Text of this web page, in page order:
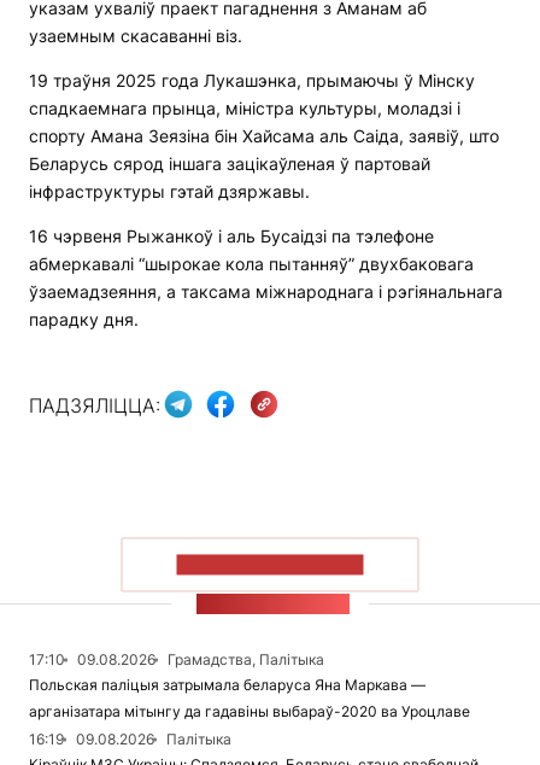
указам ухваліў праект пагаднення з Аманам аб
узаемным скасаванні віз.
19 траўня 2025 года Лукашэнка, прымаючы ў Мінску
спадкаемнага прынца, міністра культуры, моладзі і
спорту Амана Зеязіна бін Хайсама аль Саіда, заявіў, што
Беларусь сярод іншага зацікаўленая ў партовай
інфраструктуры гэтай дзяржавы.
16 чэрвеня Рыжанкоў і аль Бусаідзі па тэлефоне
абмеркавалі “шырокае кола пытанняў” двухбаковага
ўзаемадзеяння, а таксама міжнароднага і рэгіянальнага
парадку дня.
ПАДЗЯЛІЦЦА:
17:10 09.08.2026
Грамадства, Палітыка
Польская паліцыя затрымала беларуса Яна Маркава —
арганізатара мітынгу да гадавіны выбараў-2020 ва Уроцлаве
16:19
09.08.2026
Палітыка